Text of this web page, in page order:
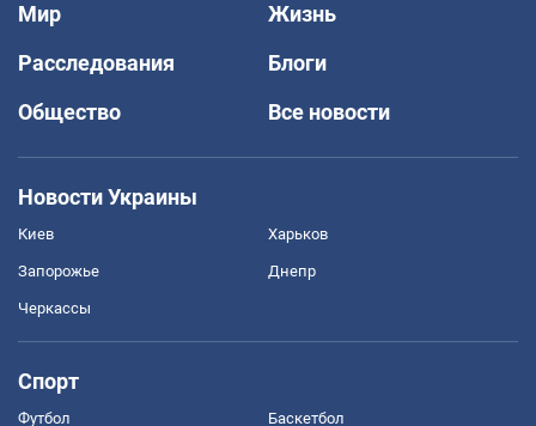
Мир
Жизнь
Расследования
Блоги
Общество
Все новости
Новости Украины
Киев Харьков
Запорожье Днепр
Черкассы
Спорт
Футбол Баскетбол